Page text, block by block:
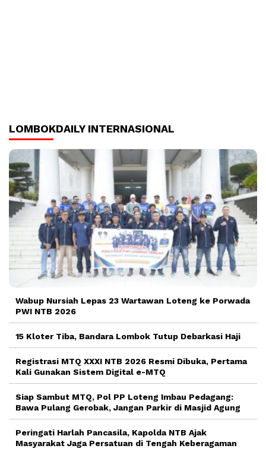
LOMBOKDAILY INTERNASIONAL
Wabup Nursiah Lepas 23 Wartawan Loteng ke Porwada
PWI NTB 2026
15 Kloter Tiba, Bandara Lombok Tutup Debarkasi Haji
Registrasi MTQ XXXI NTB 2026 Resmi Dibuka, Pertama
Kali Gunakan Sistem Digital e-MTQ
Siap Sambut MTQ, Pol PP Loteng Imbau Pedagang:
Bawa Pulang Gerobak, Jangan Parkir di Masjid Agung
Peringati Harlah Pancasila, Kapolda NTB Ajak
Masyarakat Jaga Persatuan di Tengah Keberagaman